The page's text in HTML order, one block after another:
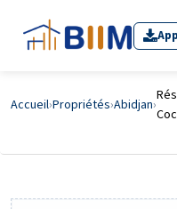
Accueil›Propriétés›Abidjan›